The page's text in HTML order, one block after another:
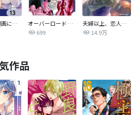
ラブコメ漫画に入ってしまったので、推しの負けヒロインを全力で幸せにする【分冊版】
オーバーロード 不死者のOh!
699
夫婦以上、恋人未満。【分冊版】
14.9万
作品